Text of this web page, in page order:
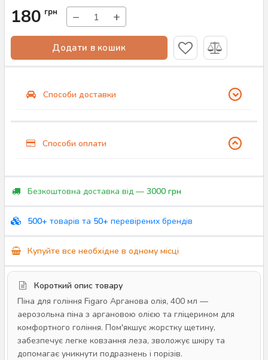
180 грн − +
Додати в кошик
Способи доставки
Способи оплати
Безкоштовна доставка від — 3000 грн
500+ товарів та 50+ перевірених брендів
Купуйте все необхідне в одному місці
Короткий опис товару
Піна для гоління Figaro Арганова олія, 400 мл —
аерозольна піна з аргановою олією та гліцерином для
комфортного гоління. Пом'якшує жорстку щетину,
забезпечує легке ковзання леза, зволожує шкіру та
допомагає уникнути подразнень і порізів.